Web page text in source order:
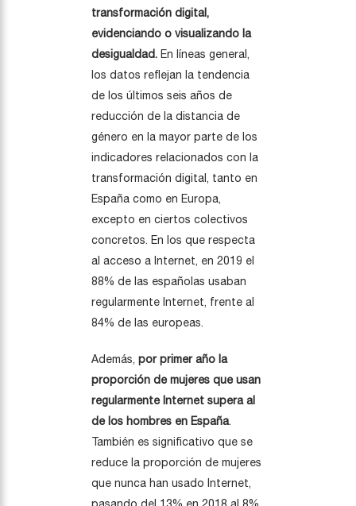
transformación digital,
evidenciando o visualizando la
desigualdad. En líneas general,
los datos reflejan la tendencia
de los últimos seis años de
reducción de la distancia de
género en la mayor parte de los
indicadores relacionados con la
transformación digital, tanto en
España como en Europa,
excepto en ciertos colectivos
concretos. En los que respecta
al acceso a Internet, en 2019 el
88% de las españolas usaban
regularmente Internet, frente al
84% de las europeas.
Además, por primer año la
proporción de mujeres que usan
regularmente Internet supera al
de los hombres en España.
También es significativo que se
reduce la proporción de mujeres
que nunca han usado Internet,